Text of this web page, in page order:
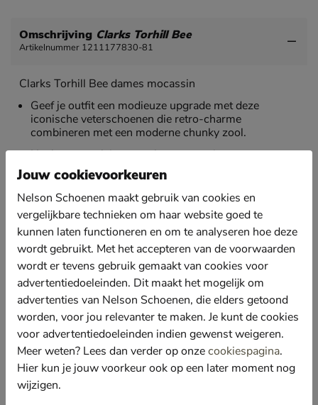
Omschrijving Clarks Torhill Bee
Artikelnummer 1211177830-81
Clarks Torhill Bee dames mocassin
Geef je outfit een modieuze upgrade met deze
iconische veterschoenen die retro-charme
combineren met een moderne chunky zool.
Het bovenwerk is gemaakt van premium,
verantwoord verkregen suède dat zorgt voor een luxe
uitstraling en langdurig draagplezier. De
ambachtelijke mocassin-stiksels benadrukken het
vakmanschap.
Het uitneembare Contour Cushion-voetbed biedt
superieure anatomische ondersteuning bij elke stap
die je zet. Dit voetbed bevordert bovendien de
luchtcirculatie, waardoor je voeten de hele dag door
fris en comfortabel blijven.
De opvallende geribbelde zool van thermoplastisch
rubber biedt uitstekende grip op diverse
ondergronden. Ondanks het stoere volume is de zool
verrassend licht van gewicht en zijn de schoenen
geschikt voor dagelijks gebruik.
Gevoerd met zacht mesh-textiel. Dit zorgt voor een
aangenaam draaggevoel en een snelle vocht- en
Jouw cookievoorkeuren
Nelson Schoenen maakt gebruik van cookies en
vergelijkbare technieken om haar website goed te
kunnen laten functioneren en om te analyseren hoe deze
wordt gebruikt. Met het accepteren van de voorwaarden
wordt er tevens gebruik gemaakt van cookies voor
advertentiedoeleinden. Dit maakt het mogelijk om
advertenties van Nelson Schoenen, die elders getoond
worden, voor jou relevanter te maken. Je kunt de cookies
voor advertentiedoeleinden indien gewenst weigeren.
Meer weten? Lees dan verder op onzecookiespagina.
Hier kun je jouw voorkeur ook op een later moment nog
wijzigen.